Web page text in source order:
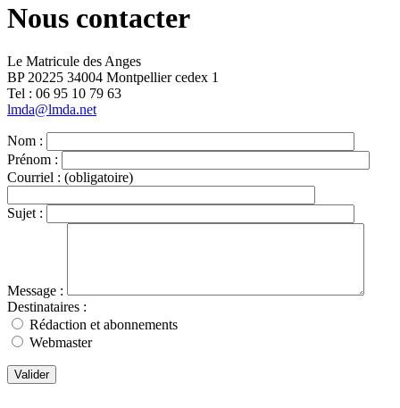
Nous contacter
Le Matricule des Anges
BP 20225 34004 Montpellier cedex 1
Tel : ‭06 95 10 79 63
lmda@lmda.net
Nom :
Prénom :
Courriel : (obligatoire)
Sujet :
Message :
Destinataires :
Rédaction et abonnements
Webmaster
Valider